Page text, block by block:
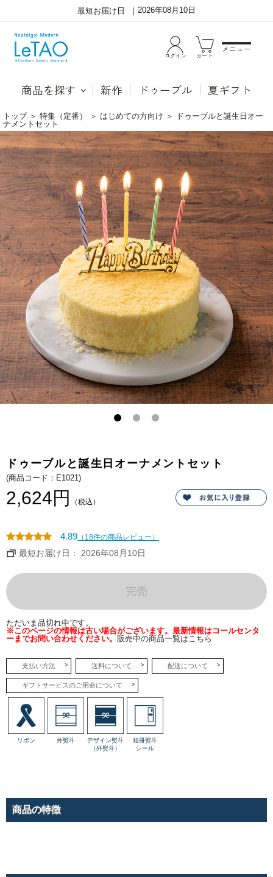
最短お届け日 2026年08月10日
ログイン カート
メニュー
商品を探す 新作 ドゥーブル 夏ギフト
トップ ＞ 特集（定番） ＞ はじめての方向け ＞
ドゥーブルと誕生日オー
ナメントセット
ド
ゥ
ー
ブ
ル
と
誕
生
日
オ
ー
ナ
メ
ン
ト
セ
ッ
ト
ドゥーブルと誕生日オーナメントセット
(商品コード：E1021)
2,624円 （税込）
4.89 （18件の商品レビュー）
最短お届け日： 2026年08月10日
完売
ただいま品切れ中です。
※このページの情報は古い場合がございます。最新情報はコールセンタ
ーまでお問い合わせください。 販売中の商品一覧はこちら
支払い方法 送料について 配送について
ギフトサービスのご用命について
リボン 外熨斗
デザイン熨斗
（外熨斗）
短冊熨斗
シール
商品の特徴